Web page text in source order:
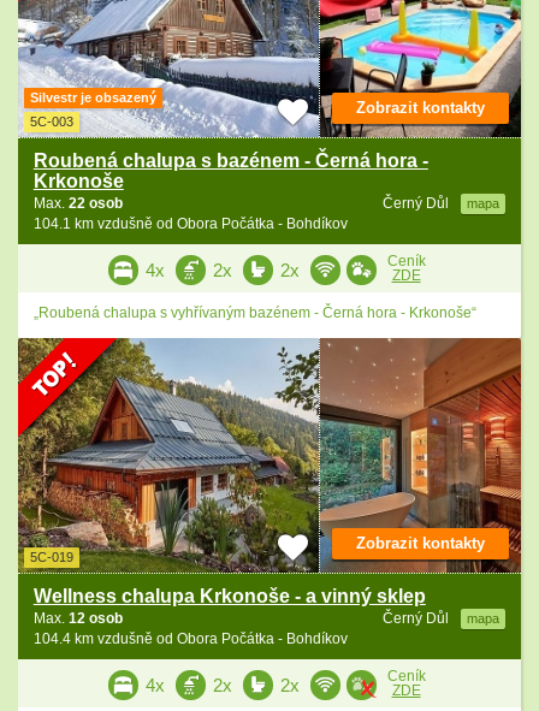
Silvestr je obsazený
5C-003
Roubená chalupa s bazénem - Černá hora -
Krkonoše
Černý Důl mapa
Max. 22 osob
104.1 km vzdušně od Obora Počátka - Bohdíkov
Zobrazit kontakty
4x 2x 2x
Ceník
ZDE
„Roubená chalupa s vyhřívaným bazénem - Černá hora - Krkonoše“
5C-019
Wellness chalupa Krkonoše - a vinný sklep
Černý Důl mapa
Max. 12 osob
104.4 km vzdušně od Obora Počátka - Bohdíkov
Zobrazit kontakty
4x 2x 2x
Ceník
ZDE